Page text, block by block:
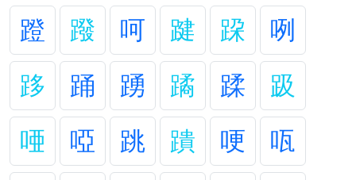
蹬
蹳 呵 踺 跥
咧
跢
踊 踴 蹫 蹂
趿
唖
啞 跳 蹪 哽
咓